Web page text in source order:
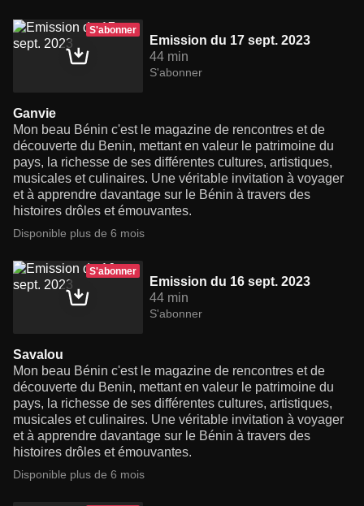
S'abonner
Emission du 17 sept. 2023
44 min
S'abonner
Ganvie
Mon beau Bénin c'est le magazine de rencontres et de
découverte du Benin, mettant en valeur le patrimoine du
pays, la richesse de ses différentes cultures, artistiques,
musicales et culinaires. Une véritable invitation à voyager
et à apprendre davantage sur le Bénin à travers des
histoires drôles et émouvantes.
Disponible plus de 6 mois
S'abonner
Emission du 16 sept. 2023
44 min
S'abonner
Savalou
Mon beau Bénin c'est le magazine de rencontres et de
découverte du Benin, mettant en valeur le patrimoine du
pays, la richesse de ses différentes cultures, artistiques,
musicales et culinaires. Une véritable invitation à voyager
et à apprendre davantage sur le Bénin à travers des
histoires drôles et émouvantes.
Disponible plus de 6 mois